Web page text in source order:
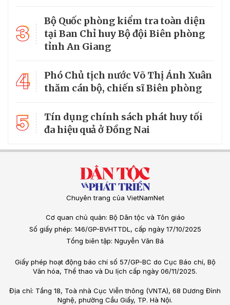
3
Bộ Quốc phòng kiểm tra toàn diện
tại Ban Chỉ huy Bộ đội Biên phòng
tỉnh An Giang
4
Phó Chủ tịch nước Võ Thị Ánh Xuân
thăm cán bộ, chiến sĩ Biên phòng
5
Tín dụng chính sách phát huy tối
đa hiệu quả ở Đồng Nai
Chuyên trang của VietNamNet
Cơ quan chủ quản: Bộ Dân tộc và Tôn giáo
Số giấy phép: 146/GP-BVHTTDL, cấp ngày 17/10/2025
Tổng biên tập: Nguyễn Văn Bá
Giấy phép hoạt động báo chí số 57/GP-BC do Cục Báo chí, Bộ
Văn hóa, Thể thao và Du lịch cấp ngày 06/11/2025.
Địa chỉ: Tầng 18, Toà nhà Cục Viễn thông (VNTA), 68 Dương Đình
Nghệ, phường Cầu Giấy, TP. Hà Nội.